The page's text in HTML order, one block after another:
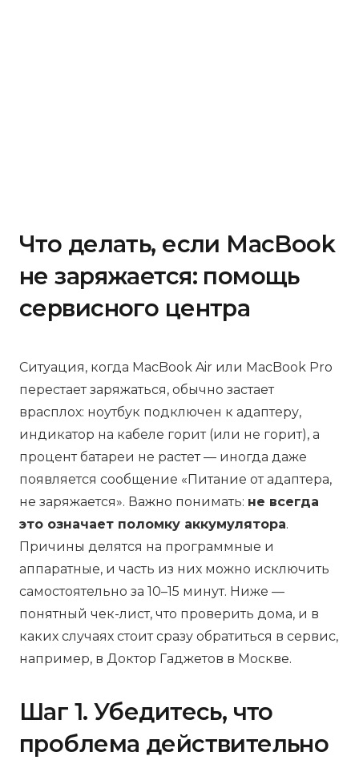
Что делать, если MacBook
не заряжается: помощь
сервисного центра
Ситуация, когда MacBook Air или MacBook Pro
перестает заряжаться, обычно застает
врасплох: ноутбук подключен к адаптеру,
индикатор на кабеле горит (или не горит), а
процент батареи не растет — иногда даже
появляется сообщение «Питание от адаптера,
не заряжается». Важно понимать: не всегда
это означает поломку аккумулятора.
Причины делятся на программные и
аппаратные, и часть из них можно исключить
самостоятельно за 10–15 минут. Ниже —
понятный чек-лист, что проверить дома, и в
каких случаях стоит сразу обратиться в сервис,
например, в Доктор Гаджетов в Москве.
Шаг 1. Убедитесь, что
проблема действительно